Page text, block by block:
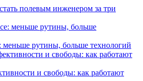
полевым инженером за три
меньше рутины, больше технологий
и свободы: как работают